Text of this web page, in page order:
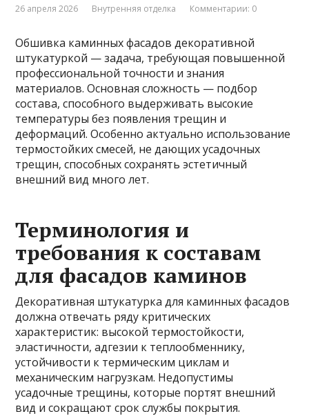
26 апреля 2026 Внутренняя отделка Комментарии: 0
Обшивка каминных фасадов декоративной
штукатуркой — задача, требующая повышенной
профессиональной точности и знания
материалов. Основная сложность — подбор
состава, способного выдерживать высокие
температуры без появления трещин и
деформаций. Особенно актуально использование
термостойких смесей, не дающих усадочных
трещин, способных сохранять эстетичный
внешний вид много лет.
Терминология и
требования к составам
для фасадов каминов
Декоративная штукатурка для каминных фасадов
должна отвечать ряду критических
характеристик: высокой термостойкости,
эластичности, адгезии к теплообменнику,
устойчивости к термическим циклам и
механическим нагрузкам. Недопустимы
усадочные трещины, которые портят внешний
вид и сокращают срок службы покрытия.